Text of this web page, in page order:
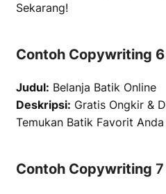
Sekarang!
Contoh Copywriting 6
Judul: Belanja Batik Online
Deskripsi: Gratis Ongkir &
Temukan Batik Favorit
Contoh Copywriting 7